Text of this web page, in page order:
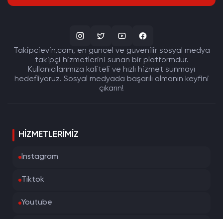
Takipcievin.com, en güncel ve güvenilir sosyal medya
takipçi hizmetlerini sunan bir platformdur.
Kullanıcılarımıza kaliteli ve hızlı hizmet sunmayı
hedefliyoruz. Sosyal medyada başarılı olmanın keyfini
çıkarın!
HIZMETLERIMIZ
Instagram
Tiktok
Youtube